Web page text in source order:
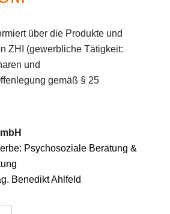
über die Produkte und
ZHI (gewerbliche Tätigkeit:
und
gemäß § 25
Psychosoziale Beratung &
Benedikt Ahlfeld